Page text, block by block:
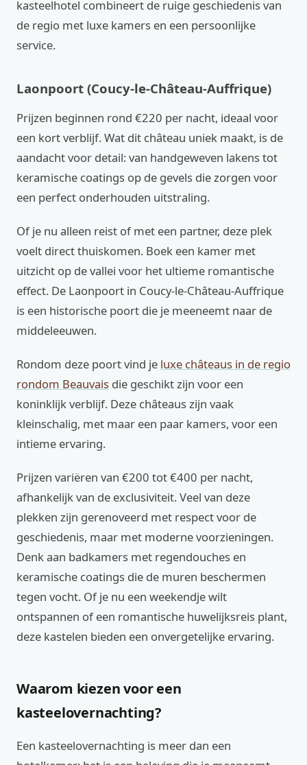
kasteelhotel combineert de ruige geschiedenis van
de regio met luxe kamers en een persoonlijke
service.
Laonpoort (Coucy-le-Château-Auffrique)
Prijzen beginnen rond €220 per nacht, ideaal voor
een kort verblijf. Wat dit château uniek maakt, is de
aandacht voor detail: van handgeweven lakens tot
keramische coatings op de gevels die zorgen voor
een perfect onderhouden uitstraling.
Of je nu alleen reist of met een partner, deze plek
voelt direct thuiskomen. Boek een kamer met
uitzicht op de vallei voor het ultieme romantische
effect. De Laonpoort in Coucy-le-Château-Auffrique
is een historische poort die je meeneemt naar de
middeleeuwen.
Rondom deze poort vind je luxe châteaus in de regio
rondom Beauvais die geschikt zijn voor een
koninklijk verblijf. Deze châteaus zijn vaak
kleinschalig, met maar een paar kamers, voor een
intieme ervaring.
Prijzen variëren van €200 tot €400 per nacht,
afhankelijk van de exclusiviteit. Veel van deze
plekken zijn gerenoveerd met respect voor de
geschiedenis, maar met moderne voorzieningen.
Denk aan badkamers met regendouches en
keramische coatings die de muren beschermen
tegen vocht. Of je nu een weekendje wilt
ontspannen of een romantische huwelijksreis plant,
deze kastelen bieden een onvergetelijke ervaring.
Waarom kiezen voor een
kasteelovernachting?
Een kasteelovernachting is meer dan een